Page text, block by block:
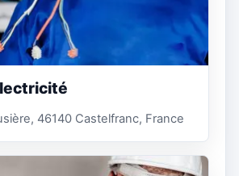
46140 Castelfranc, France